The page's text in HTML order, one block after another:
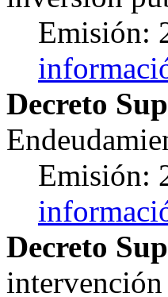
Emisión:
Decreto
Emisión:
Decreto